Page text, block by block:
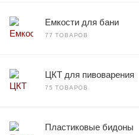
Емкости для бани
77 ТОВАРОВ
ЦКТ для пивоварения
75 ТОВАРОВ
Пластиковые бидоны